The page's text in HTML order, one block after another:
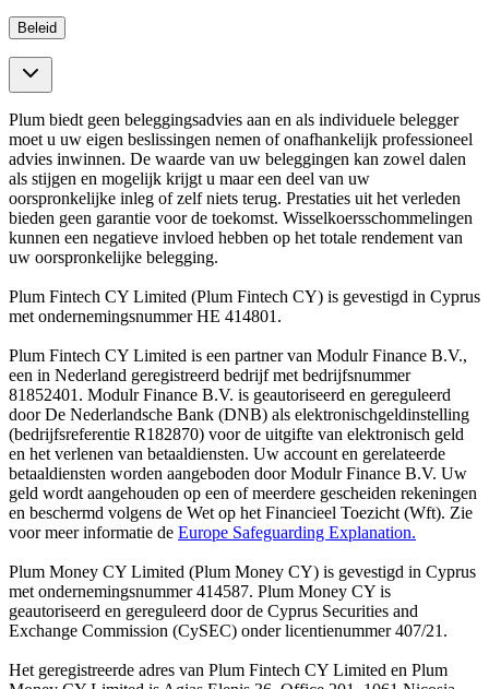
Beleid
Plum biedt geen beleggingsadvies aan en als individuele belegger
moet u uw eigen beslissingen nemen of onafhankelijk professioneel
advies inwinnen. De waarde van uw beleggingen kan zowel dalen
als stijgen en mogelijk krijgt u maar een deel van uw
oorspronkelijke inleg of zelf niets terug. Prestaties uit het verleden
bieden geen garantie voor de toekomst. Wisselkoersschommelingen
kunnen een negatieve invloed hebben op het totale rendement van
uw oorspronkelijke belegging.
Plum Fintech CY Limited (Plum Fintech CY) is gevestigd in Cyprus
met ondernemingsnummer HE 414801.
Plum Fintech CY Limited is een partner van Modulr Finance B.V.,
een in Nederland geregistreerd bedrijf met bedrijfsnummer
81852401. Modulr Finance B.V. is geautoriseerd en gereguleerd
door De Nederlandsche Bank (DNB) als elektronischgeldinstelling
(bedrijfsreferentie R182870) voor de uitgifte van elektronisch geld
en het verlenen van betaaldiensten. Uw account en gerelateerde
betaaldiensten worden aangeboden door Modulr Finance B.V. Uw
geld wordt aangehouden op een of meerdere gescheiden rekeningen
en beschermd volgens de Wet op het Financieel Toezicht (Wft). Zie
voor meer informatie de Europe Safeguarding Explanation.
Plum Money CY Limited (Plum Money CY) is gevestigd in Cyprus
met ondernemingsnummer 414587. Plum Money CY is
geautoriseerd en gereguleerd door de Cyprus Securities and
Exchange Commission (CySEC) onder licentienummer 407/21.
Het geregistreerde adres van Plum Fintech CY Limited en Plum